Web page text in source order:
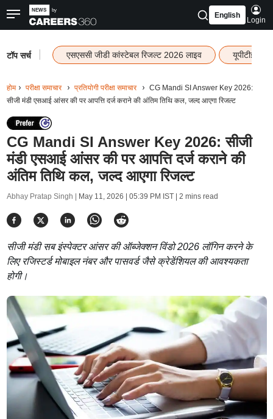
English
Login
टॉप सर्च एसएससी जीडी कांस्टेबल रिजल्ट 2026 लाइव यूपीटीईटी
होम परीक्षा समाचार प्रतियोगी परीक्षा समाचार
CG Mandi SI Answer Key 2026:
सीजी मंडी एसआई आंसर की पर आपत्ति दर्ज कराने की अंतिम तिथि कल, जल्द आएगा रिजल्ट
CG Mandi SI Answer Key 2026: सीजी
मंडी एसआई आंसर की पर आपत्ति दर्ज कराने की
अंतिम तिथि कल, जल्द आएगा रिजल्ट
Abhay Pratap Singh | May 11, 2026 | 05:39 PM IST| 2 mins read
सीजी मंडी सब इंस्पेक्टर आंसर की ऑब्जेक्शन विंडो 2026 लॉगिन करने के
लिए रजिस्टर्ड मोबाइल नंबर और पासवर्ड जैसे क्रेडेंशियल की आवश्यकता
होगी।